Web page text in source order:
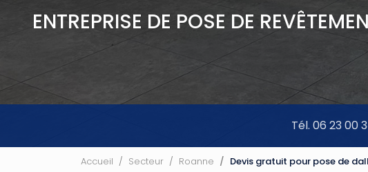
ENTREPRISE DE POSE DE
Tél. 06 23 00
Accueil Secteur Roanne Devis gratuit pour pose de